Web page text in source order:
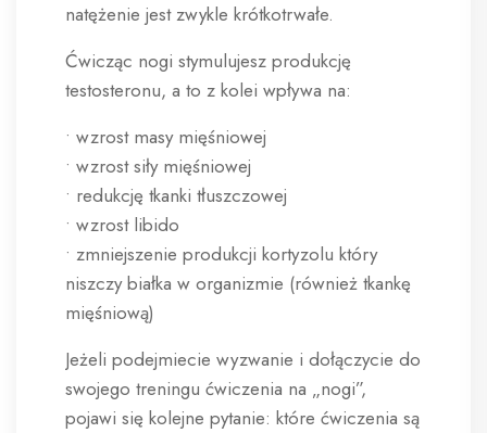
natężenie jest zwykle krótkotrwałe.
Ćwicząc nogi stymulujesz produkcję
testosteronu, a to z kolei wpływa na:
• wzrost masy mięśniowej
• wzrost siły mięśniowej
• redukcję tkanki tłuszczowej
• wzrost libido
• zmniejszenie produkcji kortyzolu który
niszczy białka w organizmie (również tkankę
mięśniową)
Jeżeli podejmiecie wyzwanie i dołączycie do
swojego treningu ćwiczenia na „nogi”,
pojawi się kolejne pytanie: które ćwiczenia są